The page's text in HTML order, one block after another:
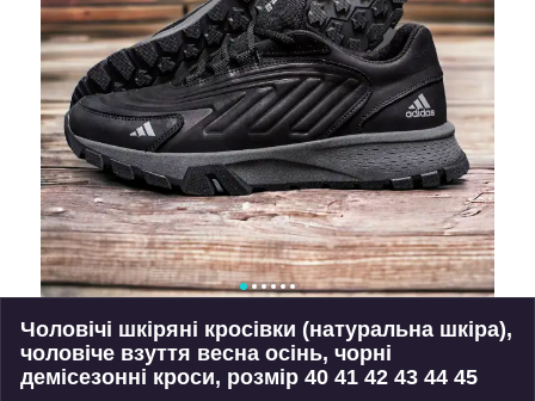
Чоловічі шкіряні кросівки (натуральна шкіра),
чоловіче взуття весна осінь, чорні
демісезонні кроси, розмір 40 41 42 43 44 45